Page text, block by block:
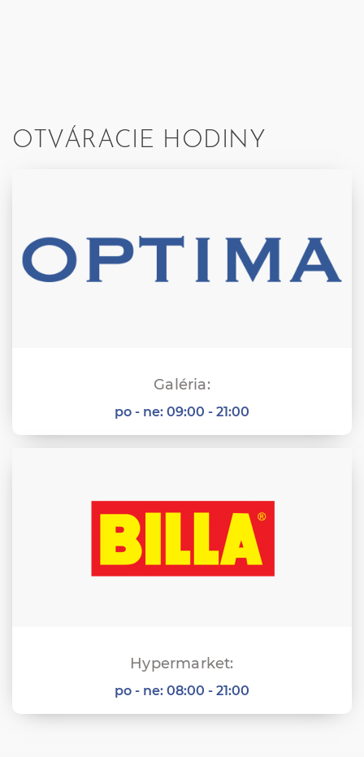
OTVÁRACIE HODINY
Galéria:
po - ne: 09:00 - 21:00
Hypermarket:
po - ne: 08:00 - 21:00